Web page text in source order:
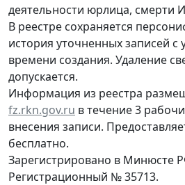
деятельности юрлица, смерти
В реестре сохраняется
история уточненных записей с
времени создания. Удаление
допускается.
Информация из реестра
fz.rkn.gov.ru в течение 3
внесения записи.
бесплатно.
Зарегистрировано в Минюсте
Регистрационный № 35713.